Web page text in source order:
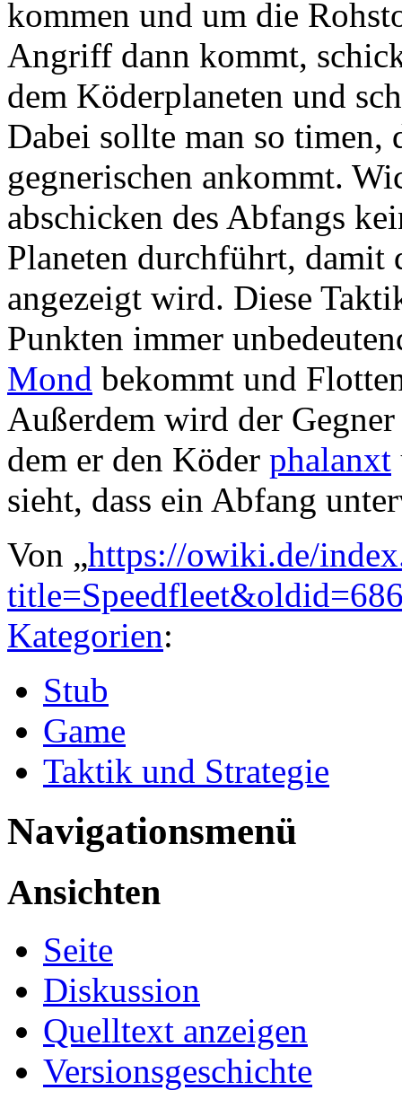
kommen und um die
Angriff dann kommt,
dem Köderplaneten und
Dabei sollte man so timen,
gegnerischen ankommt.
abschicken des Abfangs
Planeten durchführt,
angezeigt wird. Diese
Punkten immer
Mond bekommt und
Außerdem wird der
dem er den Köder phalanxt
sieht, dass ein Abfang
Von „https://owiki.de/
Kategorien:
Stub
Game
Taktik und Strategie
Navigationsmenü
Ansichten
Seite
Diskussion
Quelltext anzeigen
Versionsgeschichte